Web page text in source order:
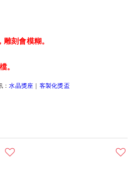
刻會模糊。
。
：水晶獎座 客製化獎盃